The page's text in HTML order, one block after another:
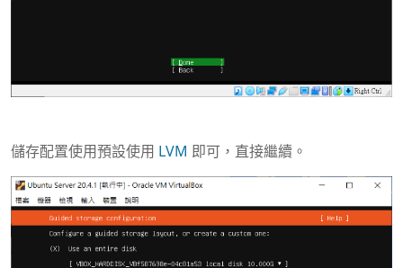
儲存配置使用預設使用 LVM 即可，直接繼續。